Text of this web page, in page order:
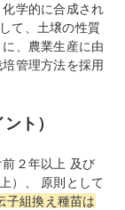
学的に合成され
て、土壌の性質
、農業生産に由
管理方法を採用
ト）
２年以上 及び
）、 原則として
子組換え種苗は